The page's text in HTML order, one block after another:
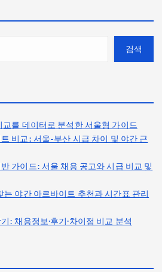
검색
를 데이터로 분석한 서울형 가이드
비교: 서울-부산 시급 차이 및 야간 근
가이드: 서울 채용 공고와 시급 비교 및
야간 아르바이트 추천과 시간표 관리
: 채용정보·후기·차이점 비교 분석